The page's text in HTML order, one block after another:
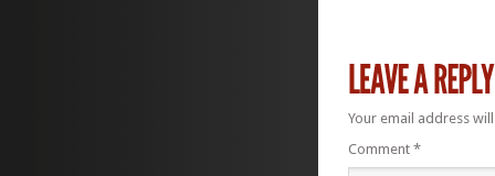
Your email address
Comment *